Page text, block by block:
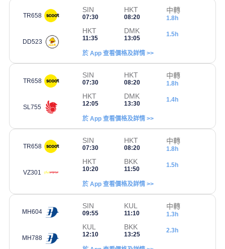
TR658
SIN
07:30
HKT
08:20
中轉
1.8h
DD523
HKT
11:35
DMK
13:05
1.5h
於 App 查看價格及詳情 >>
TR658
SIN
07:30
HKT
08:20
中轉
1.8h
SL755
HKT
12:05
DMK
13:30
1.4h
於 App 查看價格及詳情 >>
TR658
SIN
07:30
HKT
08:20
中轉
1.8h
VZ301
HKT
10:20
BKK
11:50
1.5h
於 App 查看價格及詳情 >>
MH604
SIN
09:55
KUL
11:10
中轉
1.3h
MH788
KUL
12:10
BKK
13:25
2.3h